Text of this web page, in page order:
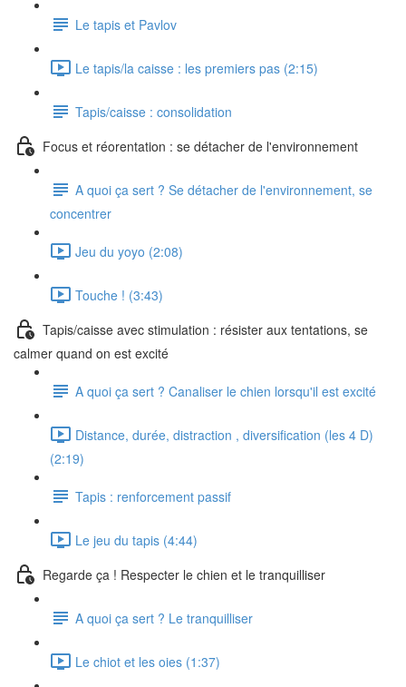
Le tapis et Pavlov
Le tapis/la caisse : les premiers pas (2:15)
Tapis/caisse : consolidation
Focus et réorentation : se détacher de l'environnement
A quoi ça sert ? Se détacher de l'environnement, se
concentrer
Jeu du yoyo (2:08)
Touche ! (3:43)
Tapis/caisse avec stimulation : résister aux tentations, se
calmer quand on est excité
A quoi ça sert ? Canaliser le chien lorsqu'il est excité
Distance, durée, distraction , diversification (les 4 D)
(2:19)
Tapis : renforcement passif
Le jeu du tapis (4:44)
Regarde ça ! Respecter le chien et le tranquilliser
A quoi ça sert ? Le tranquilliser
Le chiot et les oies (1:37)